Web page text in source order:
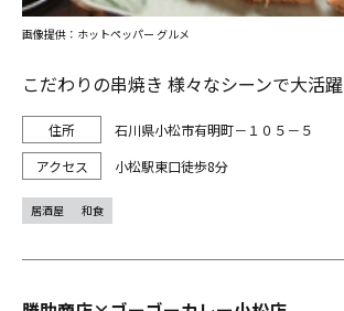
こだわりの串焼き 様々なシーンで大活躍
石川県小松市有明町－１０５－５
小松駅東口徒歩8分
画像提供：ホットペッパー グルメ
居酒屋 和食